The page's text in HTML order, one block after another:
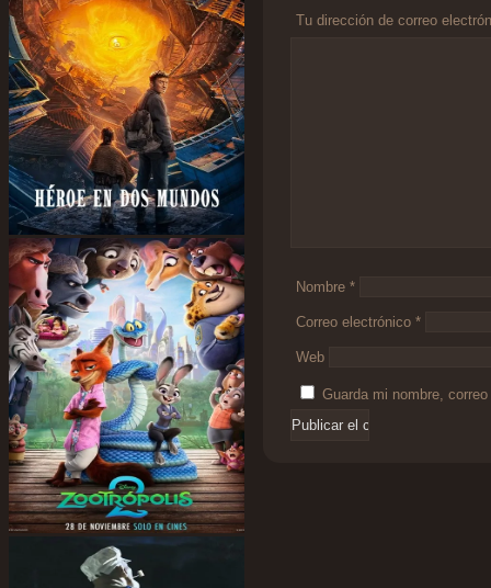
Tu dirección de correo
Nombre *
Correo electrónico *
Web
Guarda mi nombre,